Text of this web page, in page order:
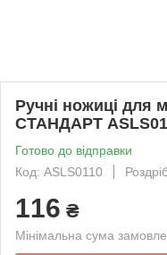
Ручні ножиці для
СТАНДАРТ
Готово до відправки
Код: ASLS0110
116 ₴
Мінімальна сума